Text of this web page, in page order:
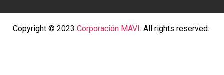
Copyright © 2023 Corporación MAVI . All rights reserved.